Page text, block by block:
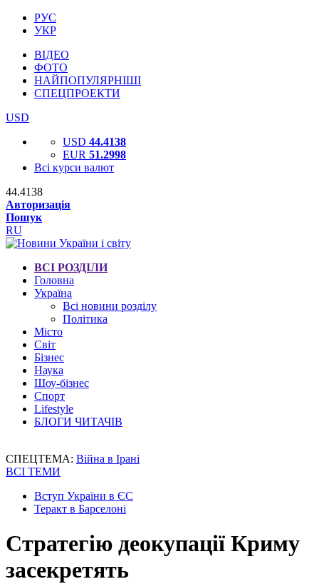
РУС
УКР
ВІДЕО
ФОТО
НАЙПОПУЛЯРНІШІ
СПЕЦПРОЕКТИ
USD
USD 44.4138
EUR 51.2998
Всі курси валют
44.4138
Авторизація
Пошук
RU
ВСІ РОЗДІЛИ
Головна
Україна
Всі новини розділу
Політика
Місто
Світ
Бізнес
Наука
Шоу-бізнес
Спорт
Lifestyle
БЛОГИ ЧИТАЧІВ
СПЕЦТЕМА: Війна в Ірані
ВСІ ТЕМИ
Вступ України в ЄС
Теракт в Барселоні
Стратегію деокупації Криму
засекретять